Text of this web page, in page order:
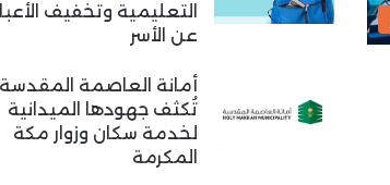
التعليمية وتخفيف
عن الأسر
أمانة العاصمة المقدسة
تُكثف جهودها الميدانية
لخدمة سكان وزوار مكة
المكرمة